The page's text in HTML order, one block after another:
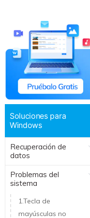
Recuperar Datos de NAS
Soluciones para
Windows
Recuperación de
datos
Problemas del
sistema
1.Tecla de
mayúsculas no